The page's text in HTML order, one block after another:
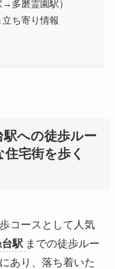
多磨霊園駅）
ち寄り情報
駅への徒歩ルー
住宅街を歩く
コースとして人気
駅 までの徒歩ルー
あり、落ち着いた